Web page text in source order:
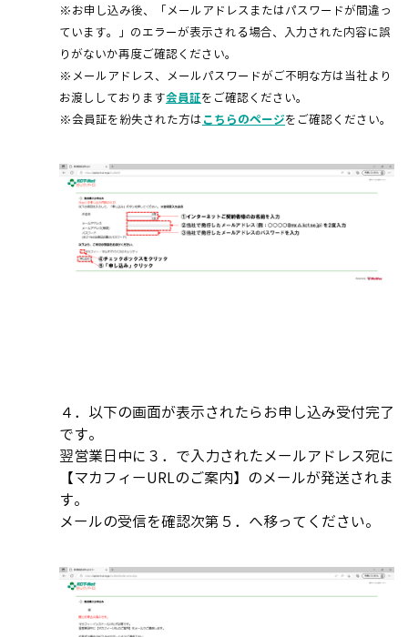
※お申し込み後、「メールアドレスまたはパスワードが間違っ
ています。」のエラーが表示される場合、入力された内容に誤
りがないか再度ご確認ください。
※メールアドレス、メールパスワードがご不明な方は当社より
お渡ししております会員証をご確認ください。
※会員証を紛失された方はこちらのページをご確認ください。
４．以下の画面が表示されたらお申し込み受付完了
です。
翌営業日中に３．で入力されたメールアドレス宛に
【マカフィーURLのご案内】のメールが発送されま
す。
メールの受信を確認次第５．へ移ってください。